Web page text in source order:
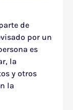
de
por un
es
la
y otros
la